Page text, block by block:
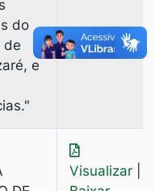
do
de
e
Visualizar